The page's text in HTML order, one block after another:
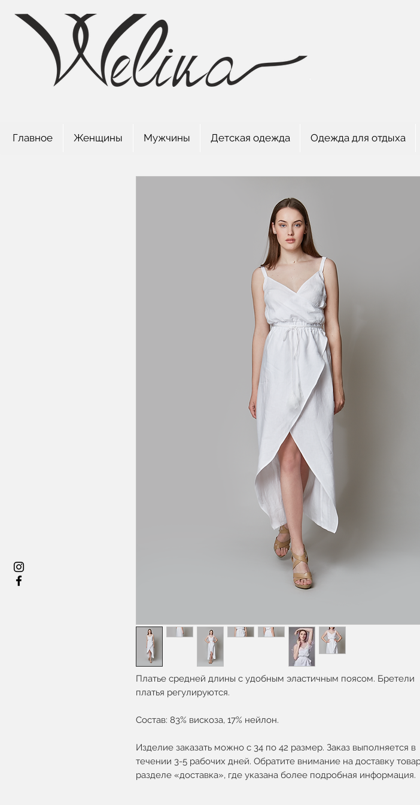
Главное Женщины Мужчины Детская одежда Одежда для отдыха
Платье средней длины с удобным эластичным поясом. Бретели
платья регулируются.
Состав: 83% вискоза, 17% нейлон.
Изделие заказать можно с 34 по 42 размер. Заказ выполняется в
течении 3-5 рабочих дней. Обратите внимание на доставку
разделе «доставка», где указана более подробная информация.